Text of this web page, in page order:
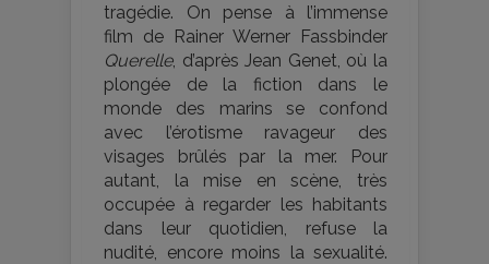
tragédie. On pense à l’immense
film de Rainer Werner Fassbinder
Querelle, d’après Jean Genet, où la
plongée de la fiction dans le
monde des marins se confond
avec l’érotisme ravageur des
visages brûlés par la mer. Pour
autant, la mise en scène, très
occupée à regarder les habitants
dans leur quotidien, refuse la
nudité, encore moins la sexualité.